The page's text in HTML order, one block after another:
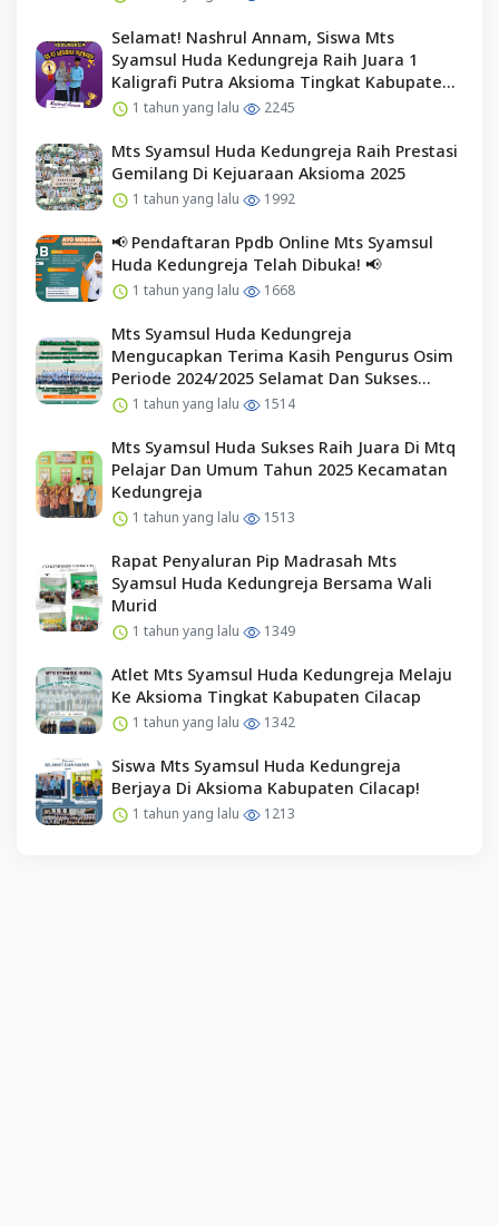
Selamat! Nashrul Annam, Siswa Mts
Syamsul Huda Kedungreja Raih Juara 1
Kaligrafi Putra Aksioma Tingkat Kabupaten
Cilacap
1 tahun yang lalu 2245
Mts Syamsul Huda Kedungreja Raih Prestasi
Gemilang Di Kejuaraan Aksioma 2025
1 tahun yang lalu 1992
📢 Pendaftaran Ppdb Online Mts Syamsul
Huda Kedungreja Telah Dibuka! 📢
1 tahun yang lalu 1668
Mts Syamsul Huda Kedungreja
Mengucapkan Terima Kasih Pengurus Osim
Periode 2024/2025 Selamat Dan Sukses
Kepada Pengurus Osim Periode 2025/2026
1 tahun yang lalu 1514
Mts Syamsul Huda Sukses Raih Juara Di Mtq
Pelajar Dan Umum Tahun 2025 Kecamatan
Kedungreja
1 tahun yang lalu 1513
Rapat Penyaluran Pip Madrasah Mts
Syamsul Huda Kedungreja Bersama Wali
Murid
1 tahun yang lalu 1349
Atlet Mts Syamsul Huda Kedungreja Melaju
Ke Aksioma Tingkat Kabupaten Cilacap
1 tahun yang lalu 1342
Siswa Mts Syamsul Huda Kedungreja
Berjaya Di Aksioma Kabupaten Cilacap!
1 tahun yang lalu 1213